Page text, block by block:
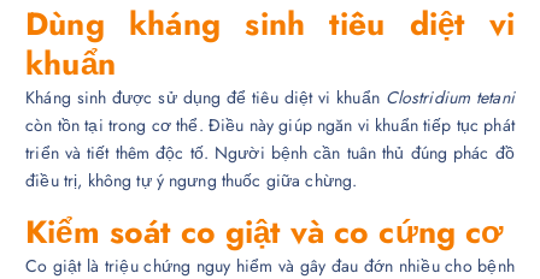
Dùng kháng sinh tiêu diệt vi
khuẩn
Kháng sinh được sử dụng để tiêu diệt vi khuẩn Clostridium tetani
còn tồn tại trong cơ thể. Điều này giúp ngăn vi khuẩn tiếp tục phát
triển và tiết thêm độc tố. Người bệnh cần tuân thủ đúng phác đồ
điều trị, không tự ý ngưng thuốc giữa chừng.
Kiểm soát co giật và co cứng cơ
Co giật là triệu chứng nguy hiểm và gây đau đớn nhiều cho bệnh